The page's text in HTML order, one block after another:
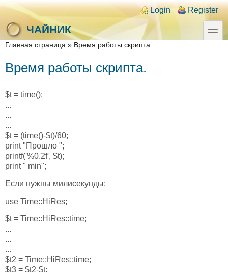
Skip to main content
Skip to search
Login links
Login Register
ЧАЙНИК
toggle
You are here
Главная страница » Время работы скрипта.
Время работы скрипта.
$t = time();
...
...
...
$t = (time()-$t)/60;
print "Прошло ";
printf('%0.2f', $t);
print " min";
Если нужны милисекунды:
use Time::HiRes;
$t = Time::HiRes::time;
...
...
...
$t2 = Time::HiRes::time;
$t3 = $t2-$t;